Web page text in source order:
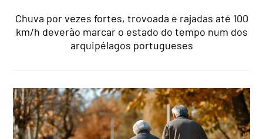
Chuva por vezes fortes, trovoada e rajadas até 100
km/h deverão marcar o estado do tempo num dos
arquipélagos portugueses